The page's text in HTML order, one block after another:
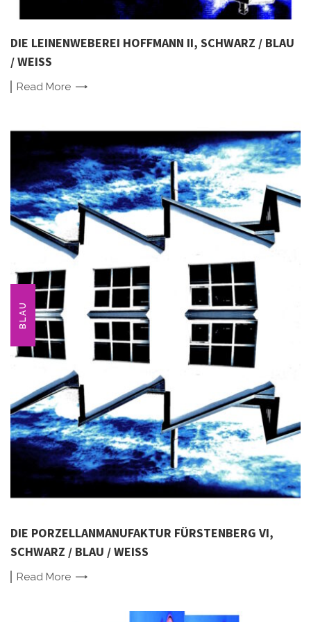
DIE LEINENWEBEREI HOFFMANN II, SCHWARZ / BLAU
/ WEISS
Read More
BLAU
DIE PORZELLANMANUFAKTUR FÜRSTENBERG VI,
SCHWARZ / BLAU / WEISS
Read More